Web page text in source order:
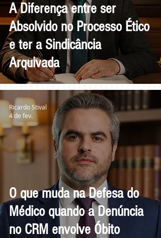
A Diferença entre ser
Absolvido no Processo Ético
e ter a Sindicância
Arquivada
O que muda na Defesa do
Médico quando a Denúncia
no CRM envolve Óbito
Ricardo Stival
4 de fev.